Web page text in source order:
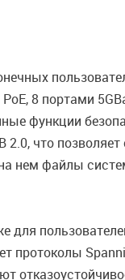
8 портами
функции
что позволяет
нем файлы
для
протоколы